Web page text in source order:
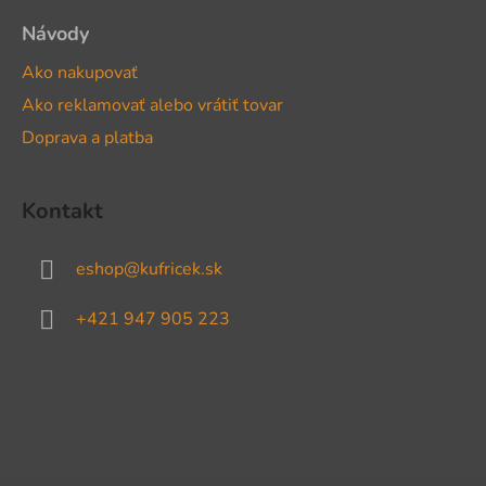
Návody
Ako nakupovať
Ako reklamovať alebo vrátiť tovar
Doprava a platba
Kontakt
eshop@kufricek.sk
+421 947 905 223